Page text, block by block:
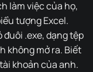
làm việc của họ,
tượng Excel.
.exe, dạng tệp
không mở ra. Biết
khoản của anh.